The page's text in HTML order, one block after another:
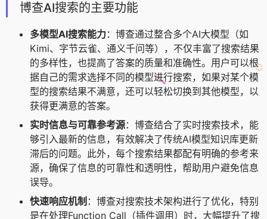
博查AI搜索的主要功能
多模型AI搜索能力：博查通过整合多个AI大模型（如
Kimi、字节云雀、通义千问等），不仅丰富了搜索结果
的多样性，也提高了答案的质量和准确性。用户可以根
据自己的需求选择不同的模型进行搜索，如果对某个模
型的搜索结果不满意，还可以轻松切换到其他模型，以
获得更满意的答案。
实时信息与可靠参考源：博查结合了实时搜索技术，能
够引入最新的信息，有效解决了传统AI模型知识库更新
滞后的问题。此外，每个搜索结果都配有明确的参考来
源，确保了信息的可靠性和透明性，帮助用户避免信息
误导。
快速响应机制 ：博查对搜索技术架构进行了优化，特别
是在处理Function Call（插件调用）时，大幅提升了搜